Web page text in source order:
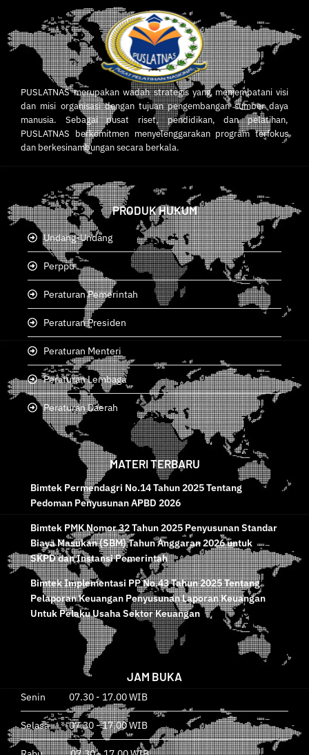
PUSLATNAS merupakan wadah strategis yang menjembatani visi
dan misi organisasi dengan tujuan pengembangan sumber daya
manusia. Sebagai pusat riset, pendidikan, dan pelatihan,
PUSLATNAS berkomitmen menyelenggarakan program terfokus
dan berkesinambungan secara berkala.
PRODUK HUKUM
Undang-Undang
Perppu
Peraturan Pemerintah
Peraturan Presiden
Peraturan Menteri
Peraturan Lembaga
Peraturan Daerah
MATERI TERBARU
Bimtek Permendagri No.14 Tahun 2025 Tentang
Pedoman Penyusunan APBD 2026
Bimtek PMK Nomor 32 Tahun 2025 Penyusunan Standar
Biaya Masukan (SBM) Tahun Anggaran 2026 untuk
SKPD dan Instansi Pemerintah
Bimtek Implementasi PP No.43 Tahun 2025 Tentang
Pelaporan Keuangan Penyusunan Laporan Keuangan
Untuk Pelaku Usaha Sektor Keuangan
JAM BUKA
Senin 07.30 - 17.00 WIB
Selasa 07.30 - 17.00 WIB